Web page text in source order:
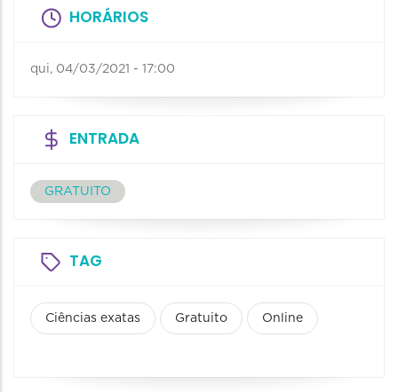
HORÁRIOS
qui, 04/03/2021 - 17:00
ENTRADA
GRATUITO
TAG
Ciências exatas Gratuito Online